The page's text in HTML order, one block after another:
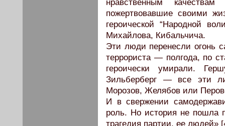
нравственным
пожертвовавшие своими
героической “Народной
Михайлова, Кибальчича.
Эти люди перенесли огонь
террориста — полгода, по
героически умирали.
Зильберберг — все эти
Морозов, Желябов или
И в свержении
роль. Но история не пошла
трагедия партии, ее людей»